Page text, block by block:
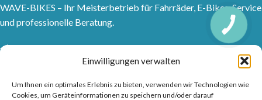
Einwilligungen verwalten
Um Ihnen ein optimales Erlebnis zu bieten, verwenden wir Technologien wie
Cookies, um Geräteinformationen zu speichern und/oder darauf
WAVE-BIKES – Ihr Meisterbetrieb für Fahrräder, E-Bikes, Service
und professionelle Beratung.
Sanddornweg 10, 53773 Hennef (Sieg)
Tel: 02242 9176417
Tel: 02241315150